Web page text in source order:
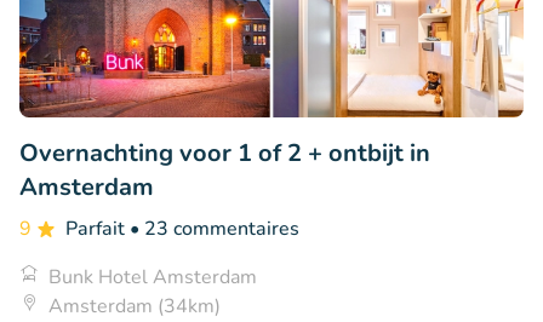
Overnachting voor 1 of 2 + ontbijt in
Amsterdam
9 Parfait • 23 commentaires
Bunk Hotel Amsterdam
Amsterdam (34km)